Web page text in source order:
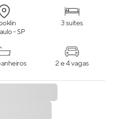
- SP
3 suítes
2 e 4 vagas